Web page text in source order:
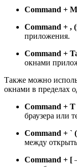
Command + M
Command + ,
приложения.
Command +
окнами
Также можно
окнами в пределах
Command + T
браузера или
Command + `
между
Command + [